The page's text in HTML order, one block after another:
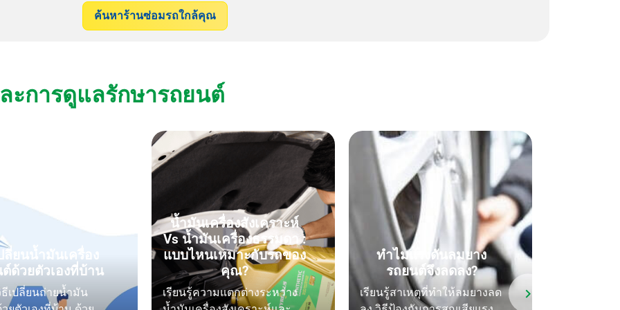
ค้นหาร้านซ่อมรถใกล้คุณ
ะการดูแลรักษารถยนต์
ลี่ยนน้ำมันเครื่อง
ด้วยตัวเองที่บ้าน
ธีเปลี่ยนถ่ายน้ำมัน
น้ำมันเครื่องสังเคราะห์
Vs น้ำมันเครื่องธรรมดา :
แบบไหนเหมาะกับรถของ
คุณ?
เรียนรู้ความแตกต่างระหว่าง
ทำไมแรงดันลมยาง
รถยนต์จึงลดลง?
เรียนรู้สาเหตุที่ทำให้ลมยางลด